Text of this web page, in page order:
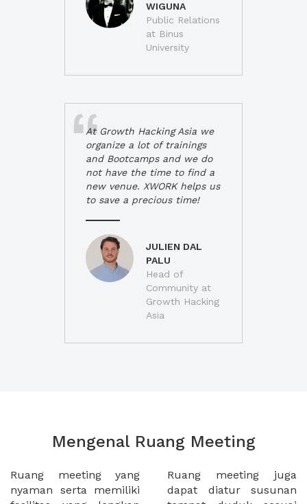
WIGUNA
Public Relations
at Binus
University
At Growth Hacking Asia we
organize a lot of trainings
and Bootcamps and we do
not have the time to find a
new venue. XWORK helps us
to save a precious time!
JULIEN DAL
PALU
Head of
Community at
Growth Hacking
Asia
Mengenal Ruang Meeting
Ruang meeting yang
nyaman serta memiliki
Ruang meeting juga
dapat diatur susunan